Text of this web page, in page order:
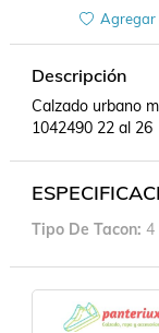
Agregar
Descripción
Calzado urbano
1042490 22 al
Tipo De Tacon 4